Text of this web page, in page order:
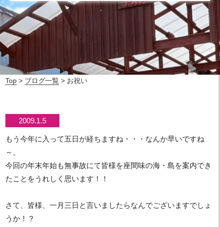
Top > ブログ一覧 > お祝い
2009.1.5
もう今年に入って五日が経ちますね・・・なんか早いですね
～。
今回の年末年始も無事故にて皆様を座間味の海・島を案内でき
たことをうれしく思います！！
さて、皆様、一月三日と言いましたらなんでございますでしょ
うか！？